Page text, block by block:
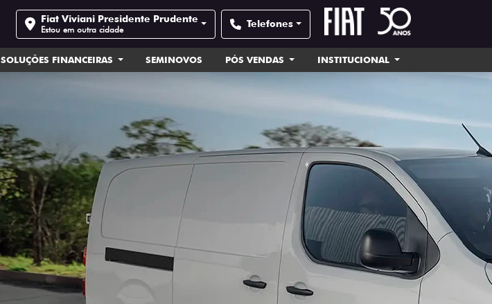
Fiat Viviani Presidente Prudente
Estou em outra cidade Telefones
SOLUÇÕES FINANCEIRAS SEMINOVOS PÓS VENDAS INSTITUCIONAL